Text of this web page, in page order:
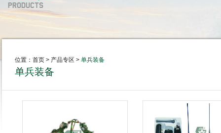
位置： 首页 > 产品专区 > 单兵装备
单兵装备